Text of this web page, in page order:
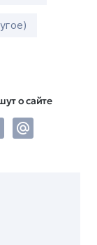
о сайте